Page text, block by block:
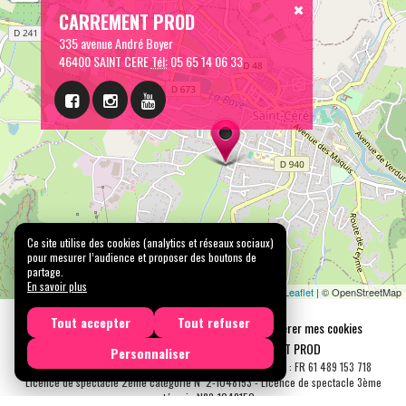
CARREMENT PROD
335 avenue André Boyer
46400 SAINT CERETél:05 65 14 06 33
Leaflet | © OpenStreetMap
Mentions légales Confidentialité
Gérer mes cookies
Tous droits réservés © 2026 |
CARREMENT PROD
N° SIRET : 489 153 718 00031 - APE : 9001 Z - N° TVA Int. : FR 61 489 153 718
Licence de spectacle 2ème catégorie N°2-1048153 - Licence de spectacle 3ème
catégorie N°3-1048152
Ce site utilise des cookies (analytics et réseaux sociaux)
pour mesurer l’audience et proposer des boutons de
partage.
En savoir plus
Tout accepter
Tout refuser
Personnaliser